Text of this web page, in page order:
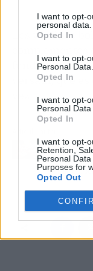
I want to opt-
personal data.
Opted In
I want to opt-
Personal Data.
Opted In
I want to opt-
Personal Data
Opted In
I want to opt-
Retention,
Personal
Purposes for
Opted Out
Los vestidos
versátil, que
Qué es la
cuáles son
beneficios,